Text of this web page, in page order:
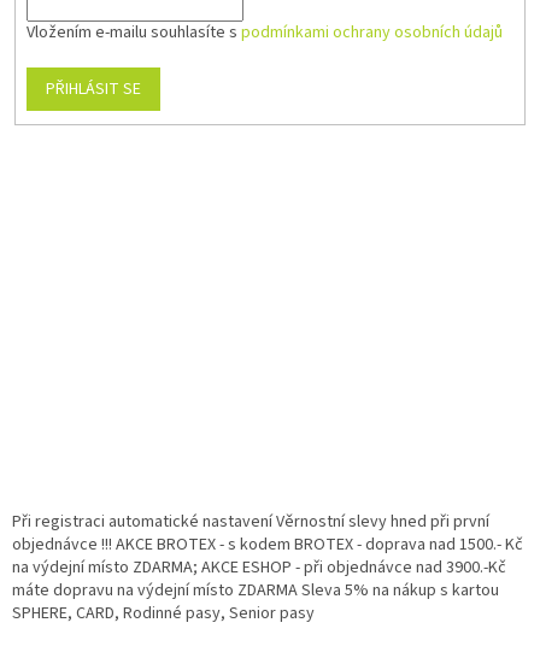
Vložením e-mailu souhlasíte s podmínkami ochrany osobních údajů
PŘIHLÁSIT SE
Při registraci automatické nastavení Věrnostní slevy hned při první
objednávce !!! AKCE BROTEX - s kodem BROTEX - doprava nad 1500.- Kč
na výdejní místo ZDARMA; AKCE ESHOP - při objednávce nad 3900.-Kč
máte dopravu na výdejní místo ZDARMA Sleva 5% na nákup s kartou
SPHERE, CARD, Rodinné pasy, Senior pasy